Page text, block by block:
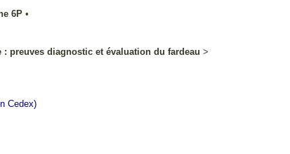
6P •
: preuves diagnostic et évaluation du fardeau >
Cedex)